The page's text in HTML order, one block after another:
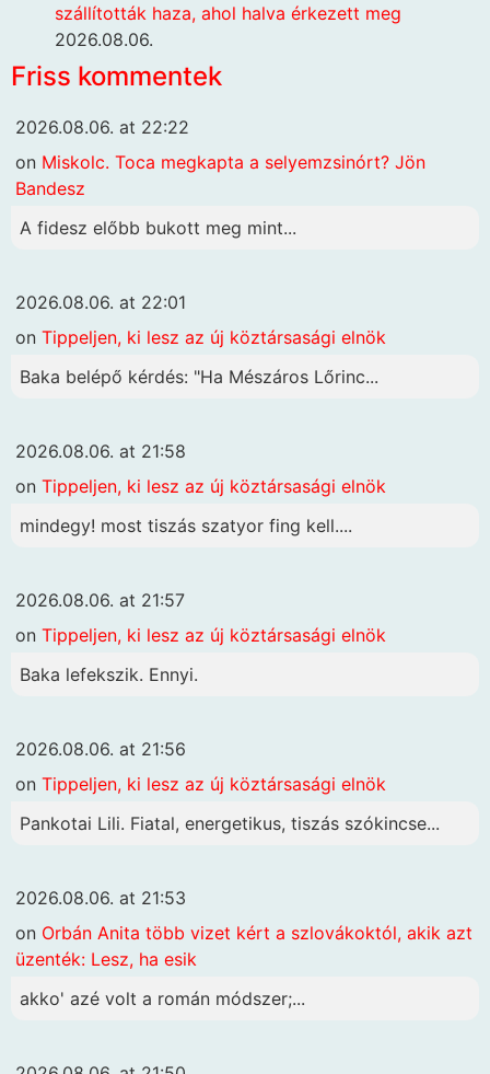
szállították haza, ahol halva érkezett meg
2026.08.06.
Friss kommentek
2026.08.06. at 22:22
on Miskolc. Toca megkapta a selyemzsinórt? Jön
Bandesz
A fidesz előbb bukott meg mint...
2026.08.06. at 22:01
on Tippeljen, ki lesz az új köztársasági elnök
Baka belépő kérdés: "Ha Mészáros Lőrinc...
2026.08.06. at 21:58
on Tippeljen, ki lesz az új köztársasági elnök
mindegy! most tiszás szatyor fing kell....
2026.08.06. at 21:57
on Tippeljen, ki lesz az új köztársasági elnök
Baka lefekszik. Ennyi.
2026.08.06. at 21:56
on Tippeljen, ki lesz az új köztársasági elnök
Pankotai Lili. Fiatal, energetikus, tiszás szókincse...
2026.08.06. at 21:53
on Orbán Anita több vizet kért a szlovákoktól, akik azt
üzenték: Lesz, ha esik
akko' azé volt a román módszer;...